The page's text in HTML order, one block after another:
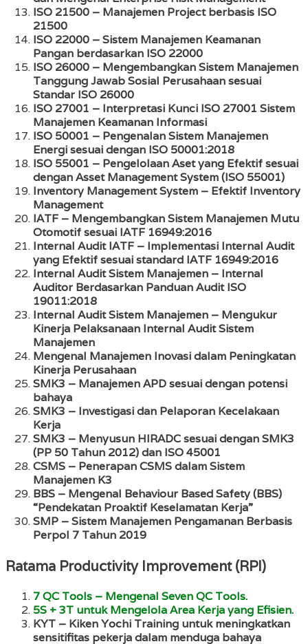
ISO 21500 – Manajemen Project berbasis ISO
21500
ISO 22000 – Sistem Manajemen Keamanan
Pangan berdasarkan ISO 22000
ISO 26000 – Mengembangkan Sistem Manajemen
Tanggung Jawab Sosial Perusahaan sesuai
Standar ISO 26000
ISO 27001 – Interpretasi Kunci ISO 27001 Sistem
Manajemen Keamanan Informasi
ISO 50001 – Pengenalan Sistem Manajemen
Energi sesuai dengan ISO 50001:2018
ISO 55001 – Pengelolaan Aset yang Efektif sesuai
dengan Asset Management System (ISO 55001)
Inventory Management System – Efektif Inventory
Management
IATF – Mengembangkan Sistem Manajemen Mutu
Otomotif sesuai IATF 16949:2016
Internal Audit IATF – Implementasi Internal Audit
yang Efektif sesuai standard IATF 16949:2016
Internal Audit Sistem Manajemen – Internal
Auditor Berdasarkan Panduan Audit ISO
19011:2018
Internal Audit Sistem Manajemen – Mengukur
Kinerja Pelaksanaan Internal Audit Sistem
Manajemen
Mengenal Manajemen Inovasi dalam Peningkatan
Kinerja Perusahaan
SMK3 – Manajemen APD sesuai dengan potensi
bahaya
SMK3 – Investigasi dan Pelaporan Kecelakaan
Kerja
SMK3 – Menyusun HIRADC sesuai dengan SMK3
(PP 50 Tahun 2012) dan ISO 45001
CSMS – Penerapan CSMS dalam Sistem
Manajemen K3
BBS – Mengenal Behaviour Based Safety (BBS)
“Pendekatan Proaktif Keselamatan Kerja”
SMP – Sistem Manajemen Pengamanan Berbasis
Perpol 7 Tahun 2019
Ratama Productivity Improvement (RPI)
7 QC Tools – Mengenal Seven QC Tools.
5S + 3T untuk Mengelola Area Kerja yang Efisien.
KYT – Kiken Yochi Training untuk meningkatkan
sensitifitas pekerja dalam menduga bahaya